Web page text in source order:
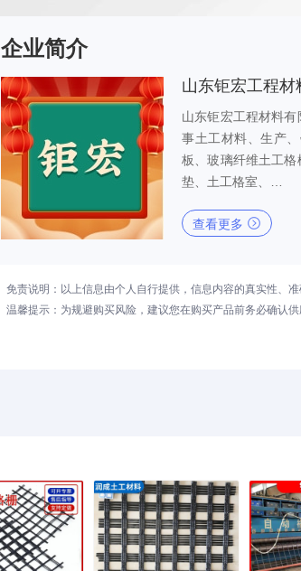
企业简介
山东钜宏工程材
山东钜宏工程材料
事土工材料、生产
板、玻璃纤维土工
垫、土工格室、…
查看更多 
免责说明：以上信息由个人自行提供，信息内容的真实性、
温馨提示：为规避购买风险，建议您在购买产品前务必确认供